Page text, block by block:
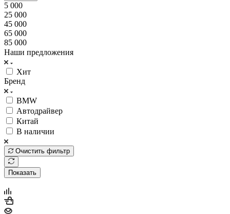
5 000
25 000
45 000
65 000
85 000
Наши предложения
Хит
Бренд
BMW
Автодрайвер
Китай
В наличии
Очистить фильтр
Показать